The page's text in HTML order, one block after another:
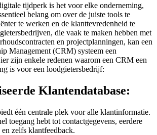
tijdperk is het voor elke onderneming,
belang om over de juiste tools te
te werken en de klanttevredenheid te
die vaak te maken hebben met
en projectplanningen, kan een
Management (CRM) systeem een
zijn enkele redenen waarom een CRM een
is voor een loodgietersbedrijf:
Klantendatabase:
één centrale plek voor alle klantinformatie.
toegang hebt tot contactgegevens, eerdere
zelfs klantfeedback.